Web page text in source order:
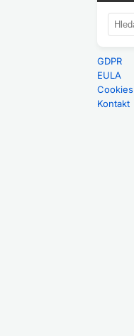
GDPR
EULA
Cookies
Kontakt